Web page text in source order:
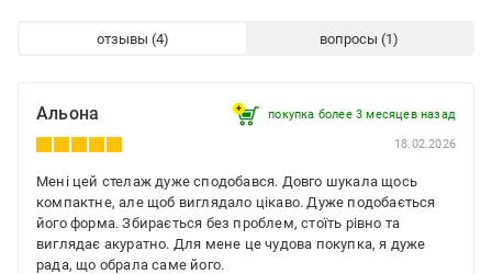
отзывы вопросы
Альона покупка более 3 месяцев назад
18.02.2026
Мені цей стелаж дуже сподобався. Довго шукала щось
компактне, але щоб виглядало цікаво. Дуже подобається
його форма. Збирається без проблем, стоїть рівно та
виглядає акуратно. Для мене це чудова покупка, я дуже
рада, що обрала саме його.